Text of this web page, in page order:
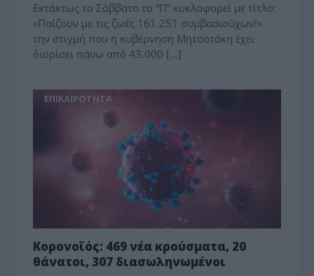
Εκτάκτως το Σάββατο το “Π” κυκλοφορεί με τίτλο:
«Παίζουν με τις ζωές 161.251 συμβασιούχων!»
την στιγμή που η κυβέρνηση Μητσοτάκη έχει
διορίσει πάνω από 43.000 […]
ΕΠΙΚΑΙΡΟΤΗΤΑ
Κορονοϊός: 469 νέα κρούσματα, 20
θάνατοι, 307 διασωληνωμένοι